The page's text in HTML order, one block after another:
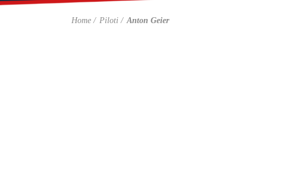
Home Piloti Anton Geier